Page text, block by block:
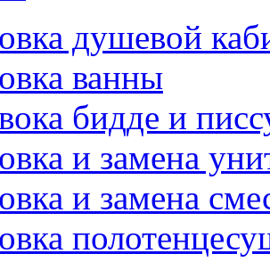
душевой
ванны
бидде и
и замена
и замена